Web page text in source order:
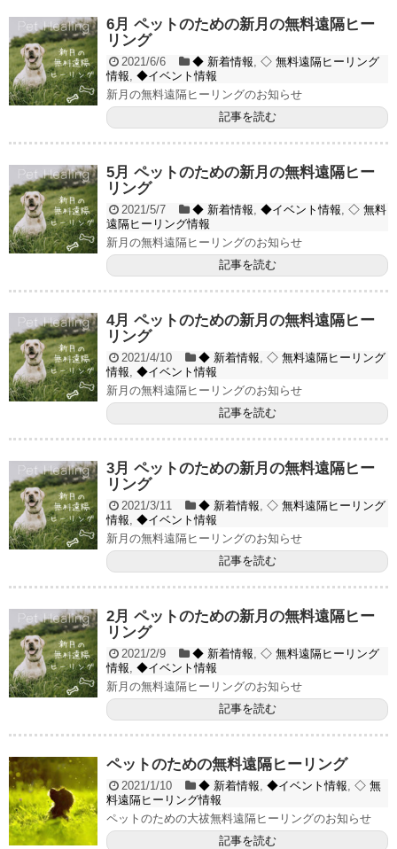
6月 ペットのための新月の無料遠隔ヒー
リング
2021/6/6 ◆ 新着情報, ◇ 無料遠隔ヒーリング
情報, ◆イベント情報
新月の無料遠隔ヒーリングのお知らせ
記事を読む
5月 ペットのための新月の無料遠隔ヒー
リング
2021/5/7 ◆ 新着情報, ◆イベント情報, ◇ 無料
遠隔ヒーリング情報
新月の無料遠隔ヒーリングのお知らせ
記事を読む
4月 ペットのための新月の無料遠隔ヒー
リング
2021/4/10 ◆ 新着情報, ◇ 無料遠隔ヒーリング
情報, ◆イベント情報
新月の無料遠隔ヒーリングのお知らせ
記事を読む
3月 ペットのための新月の無料遠隔ヒー
リング
2021/3/11 ◆ 新着情報, ◇ 無料遠隔ヒーリング
情報, ◆イベント情報
新月の無料遠隔ヒーリングのお知らせ
記事を読む
2月 ペットのための新月の無料遠隔ヒー
リング
2021/2/9 ◆ 新着情報, ◇ 無料遠隔ヒーリング
情報, ◆イベント情報
新月の無料遠隔ヒーリングのお知らせ
記事を読む
ペットのための無料遠隔ヒーリング
2021/1/10 ◆ 新着情報, ◆イベント情報, ◇ 無
料遠隔ヒーリング情報
ペットのための大祓無料遠隔ヒーリングのお知らせ
記事を読む